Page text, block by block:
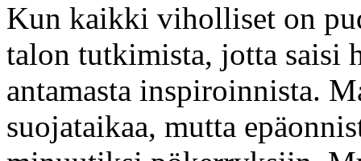
Kun kaikki viholliset on
talon tutkimista, jotta saisi
antamasta inspiroinnista.
suojataikaa, mutta